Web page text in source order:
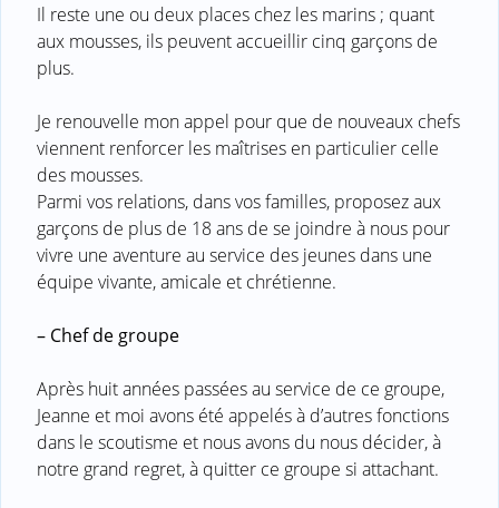
Il reste une ou deux places chez les marins ; quant
aux mousses, ils peuvent accueillir cinq garçons de
plus.
Je renouvelle mon appel pour que de nouveaux chefs
viennent renforcer les maîtrises en particulier celle
des mousses.
Parmi vos relations, dans vos familles, proposez aux
garçons de plus de 18 ans de se joindre à nous pour
vivre une aventure au service des jeunes dans une
équipe vivante, amicale et chrétienne.
– Chef de groupe
Après huit années passées au service de ce groupe,
Jeanne et moi avons été appelés à d’autres fonctions
dans le scoutisme et nous avons du nous décider, à
notre grand regret, à quitter ce groupe si attachant.